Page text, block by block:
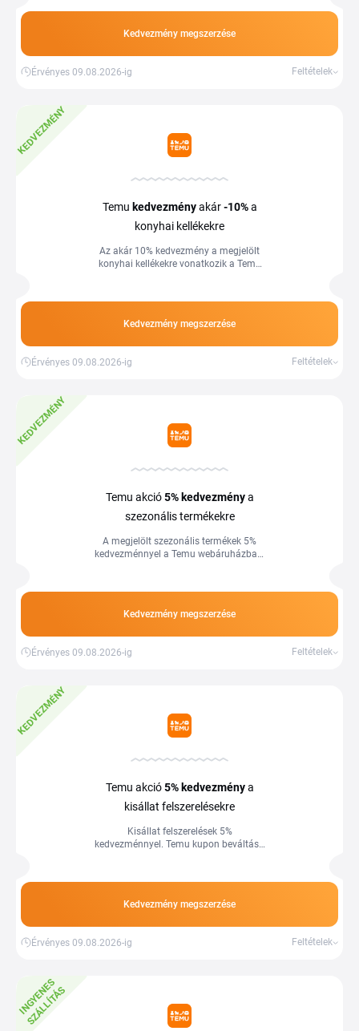
Kedvezmény megszerzése
Érvényes 09.08.2026-ig Feltételek
KEDVEZMÉNY
Temu kedvezményakár-10%a
konyhai kellékekre
Az akár 10% kedvezmény a megjelölt
konyhai kellékekre vonatkozik a Temu
Kedvezmény megszerzése
Érvényes 09.08.2026-ig Feltételek
KEDVEZMÉNY
Temu akció5% kedvezménya
szezonális termékekre
A megjelölt szezonális termékek 5%
kedvezménnyel a Temu webáruházban.
Kedvezmény megszerzése
Érvényes 09.08.2026-ig Feltételek
KEDVEZMÉNY
Temu akció5% kedvezménya
kisállat felszerelésekre
Kisállat felszerelések 5%
kedvezménnyel. Temu kupon beváltása
Kedvezmény megszerzése
Érvényes 09.08.2026-ig Feltételek
I
N
G
Y
E
N
E
S
S
Z
Á
L
L
Í
T
Á
S